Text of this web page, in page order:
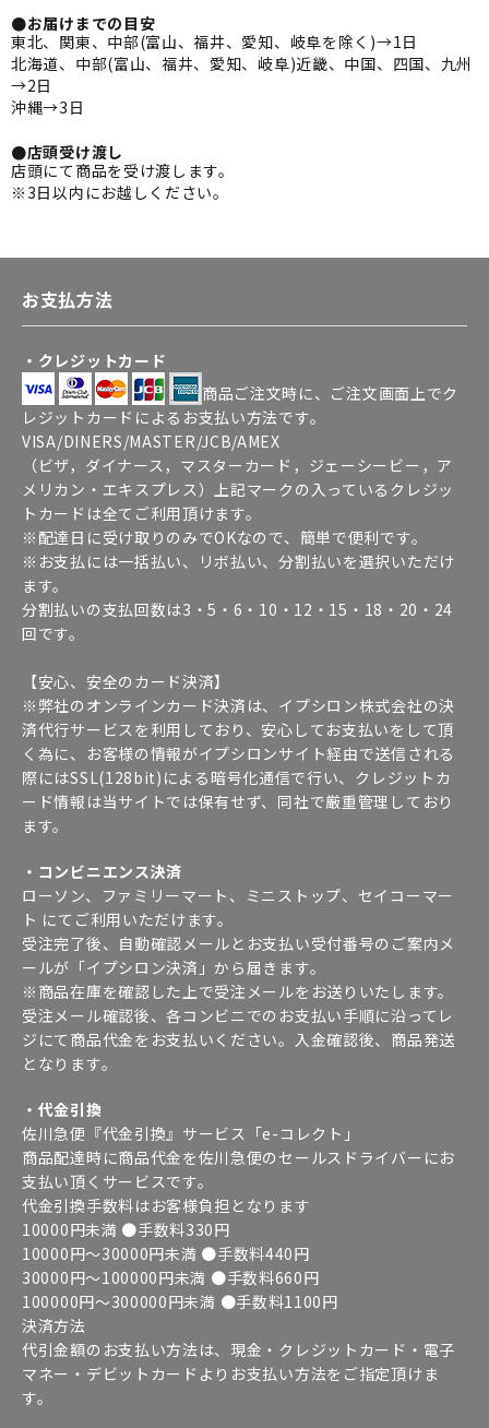
●お届けまでの目安
東北、関東、中部(富山、福井、愛知、岐阜を除く)→1日
北海道、中部(富山、福井、愛知、岐阜)近畿、中国、四国、九州
→2日
沖縄→3日
●店頭受け渡し
店頭にて商品を受け渡します。
※3日以内にお越しください。
お支払方法
・クレジットカード
商品ご注文時に、ご注文画面上でク
レジットカードによるお支払い方法です。
VISA/DINERS/MASTER/JCB/AMEX
（ビザ，ダイナース，マスターカード，ジェーシービー，ア
メリカン・エキスプレス）上記マークの入っているクレジッ
トカードは全てご利用頂けます。
※配達日に受け取りのみでOKなので、簡単で便利です。
※お支払には一括払い、リボ払い、分割払いを選択いただけ
ます。
分割払いの支払回数は3・5・6・10・12・15・18・20・24
回です。
【安心、安全のカード決済】
※弊社のオンラインカード決済は、イプシロン株式会社の決
済代行サービスを利用しており、安心してお支払いをして頂
く為に、お客様の情報がイプシロンサイト経由で送信される
際にはSSL(128bit)による暗号化通信で行い、クレジットカ
ード情報は当サイトでは保有せず、同社で厳重管理しており
ます。
・コンビニエンス決済
ローソン、ファミリーマート、ミニストップ、セイコーマー
ト にてご利用いただけます。
受注完了後、自動確認メールとお支払い受付番号のご案内メ
ールが「イプシロン決済」から届きます。
※商品在庫を確認した上で受注メールをお送りいたします。
受注メール確認後、各コンビニでのお支払い手順に沿ってレ
ジにて商品代金をお支払いください。入金確認後、商品発送
となります。
・代金引換
佐川急便『代金引換』サービス「e-コレクト」
商品配達時に商品代金を佐川急便のセールスドライバーにお
支払い頂くサービスです。
代金引換手数料はお客様負担となります
10000円未満 ●手数料330円
10000円～30000円未満 ●手数料440円
30000円～100000円未満 ●手数料660円
100000円～300000円未満 ●手数料1100円
決済方法
代引金額のお支払い方法は、現金・クレジットカード・電子
マネー・デビットカードよりお支払い方法をご指定頂けま
す。